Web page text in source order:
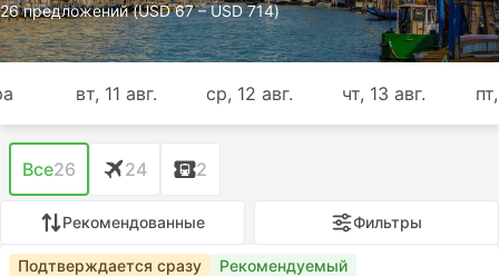
26 предложений (USD 67 – USD 714)
вт, 11 авг. ср, 12 авг. чт, 13 авг.
Все26 24 2
Рекомендованные Фильтры
Подтверждается сразу Рекомендуемый